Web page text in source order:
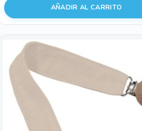
AÑADIR AL CARRITO